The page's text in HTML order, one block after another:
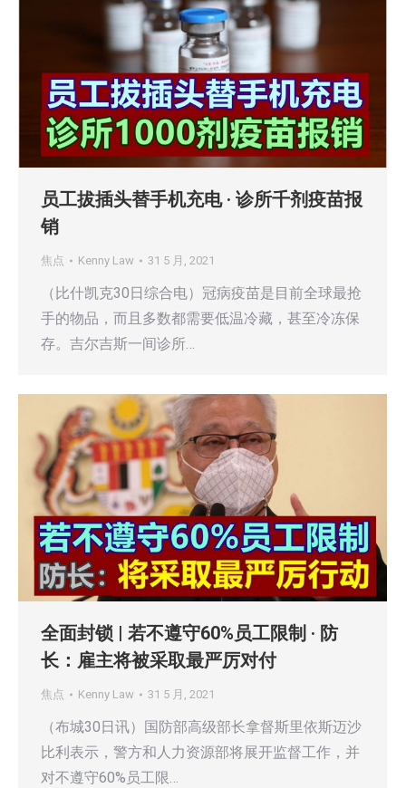
员工拔插头替手机充电 · 诊所千剂疫苗报
销
焦点 Kenny Law 31 5 月, 2021
（比什凯克30日综合电）冠病疫苗是目前全球最抢
手的物品，而且多数都需要低温冷藏，甚至冷冻保
存。吉尔吉斯一间诊所…
全面封锁 | 若不遵守60%员工限制 · 防
长：雇主将被采取最严厉对付
焦点 Kenny Law 31 5 月, 2021
（布城30日讯）国防部高级部长拿督斯里依斯迈沙
比利表示，警方和人力资源部将展开监督工作，并
对不遵守60%员工限…